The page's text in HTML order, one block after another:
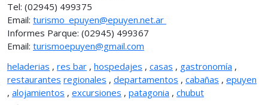
Tel: (02945) 499375
Email: turismo_epuyen@epuyen.net.ar
Informes Parque: (02945) 499367
Email: turismoepuyen@gmail.com
heladerias , res bar , hospedajes , casas , gastronomía ,
restaurantes regionales , departamentos , cabañas , epuyen
, alojamientos , excursiones , patagonia , chubut